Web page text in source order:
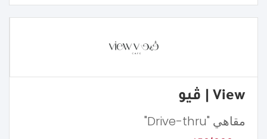
View | ڤيو
مقاهي "Drive-thru"